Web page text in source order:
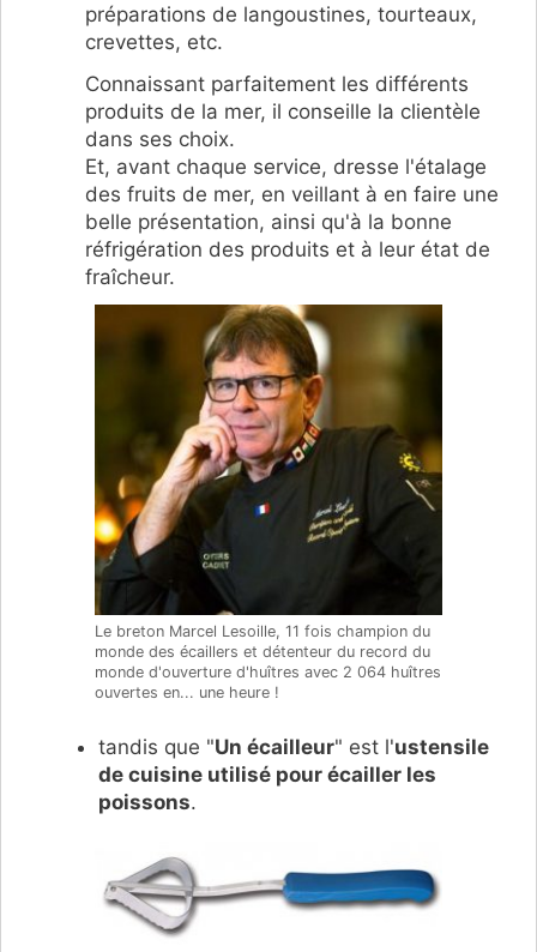
préparations de langoustines, tourteaux,
crevettes, etc.
Connaissant parfaitement les différents
produits de la mer, il conseille la clientèle
dans ses choix.
Et, avant chaque service, dresse l'étalage
des fruits de mer, en veillant à en faire une
belle présentation, ainsi qu'à la bonne
réfrigération des produits et à leur état de
fraîcheur.
Le breton Marcel Lesoille, 11 fois champion du
monde des écaillers et détenteur du record du
monde d'ouverture d'huîtres avec 2 064 huîtres
ouvertes en... une heure !
tandis que "Un écailleur" est l'ustensile
de cuisine utilisé pour écailler les
poissons.